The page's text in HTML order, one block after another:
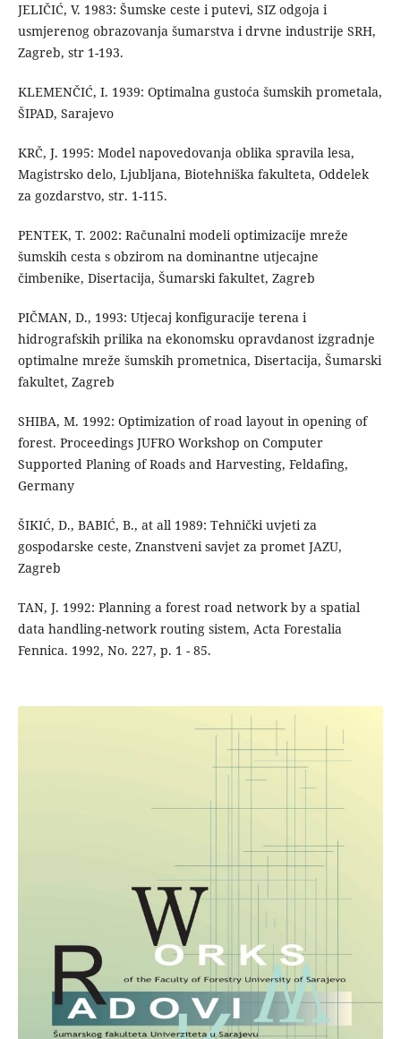
JELIČIĆ, V. 1983: Šumske ceste i putevi, SIZ odgoja i
usmjerenog obrazovanja šumarstva i drvne industrije SRH,
Zagreb, str 1-193.
KLEMENČIĆ, I. 1939: Optimalna gustoća šumskih prometala,
ŠIPAD, Sarajevo
KRČ, J. 1995: Model napovedovanja oblika spravila lesa,
Magistrsko delo, Ljubljana, Biotehniška fakulteta, Oddelek
za gozdarstvo, str. 1-115.
PENTEK, T. 2002: Računalni modeli optimizacije mreže
šumskih cesta s obzirom na dominantne utjecajne
čimbenike, Disertacija, Šumarski fakultet, Zagreb
PIČMAN, D., 1993: Utjecaj konfiguracije terena i
hidrografskih prilika na ekonomsku opravdanost izgradnje
optimalne mreže šumskih prometnica, Disertacija, Šumarski
fakultet, Zagreb
SHIBA, M. 1992: Optimization of road layout in opening of
forest. Proceedings JUFRO Workshop on Computer
Supported Planing of Roads and Harvesting, Feldafing,
Germany
ŠIKIĆ, D., BABIĆ, B., at all 1989: Tehnički uvjeti za
gospodarske ceste, Znanstveni savjet za promet JAZU,
Zagreb
TAN, J. 1992: Planning a forest road network by a spatial
data handling-network routing sistem, Acta Forestalia
Fennica. 1992, No. 227, p. 1 - 85.